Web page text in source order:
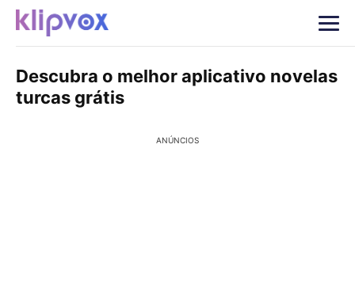
Descubra o melhor aplicativo novelas
turcas grátis
ANÚNCIOS